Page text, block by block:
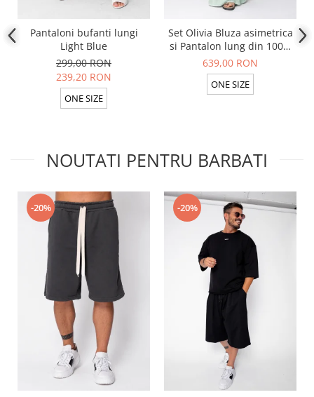
Pantaloni bufanti lungi
Light Blue
299,00 RON
239,20 RON
ONE SIZE
Set Olivia Bluza asimetrica
si Pantalon lung din 100%
in Light Olive
639,00 RON
ONE SIZE
NOUTATI PENTRU BARBATI
-20% -20%